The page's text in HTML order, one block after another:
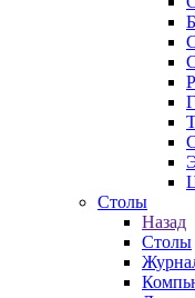
Столы
Назад
Столы